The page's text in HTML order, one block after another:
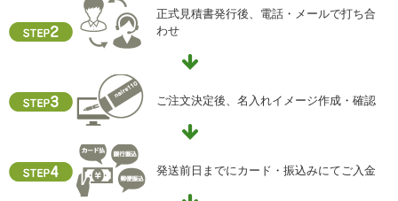
クッキーやウェブビーコン等を用いるなどして、本人が容
易に認識できない方法による個人情報の取得を行っており
ません。
i) 個人情報保護方針
当社ホームページの個人情報保護方針をご覧下さい
住所 ：大阪市中央区瓦屋町2-13-5
TEL ： 06-6763-5415
正式見積書発行後、電話・メールで打ち合
わせ
ご注文決定後、名入れイメージ作成・確認
発送前日までにカード・振込みにてご入金